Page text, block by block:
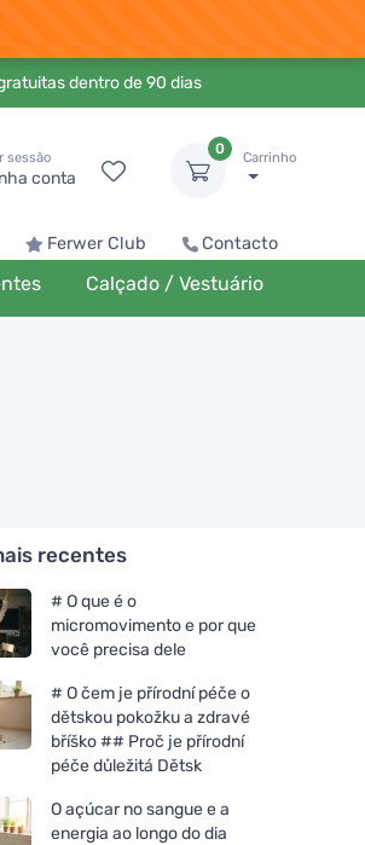
dentro de 90 dias
sessão
conta
0
Carrinho
Ferwer Club Contacto
Calçado / Vestuário
recentes
# O que é o
micromovimento e por que
você precisa dele
# O čem je přírodní péče o
dětskou pokožku a zdravé
bříško ## Proč je přírodní
péče důležitá Dětsk
O açúcar no sangue e a
energia ao longo do dia